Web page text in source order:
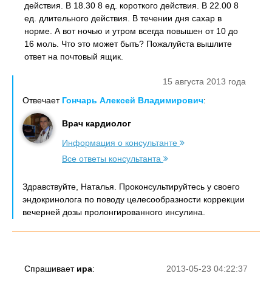
действия. В 18.30 8 ед. короткого действия. В 22.00 8
ед. длительного действия. В течении дня сахар в
норме. А вот ночью и утром всегда повышен от 10 до
16 моль. Что это может быть? Пожалуйста вышлите
ответ на почтовый ящик.
15 августа 2013 года
Отвечает Гончарь Алексей Владимирович:
Врач кардиолог
Информация о консультанте
Все ответы консультанта
Здравствуйте, Наталья. Проконсультируйтесь у своего
эндокринолога по поводу целесообразности коррекции
вечерней дозы пролонгированного инсулина.
2013-05-23 04:22:37
Спрашивает ира: